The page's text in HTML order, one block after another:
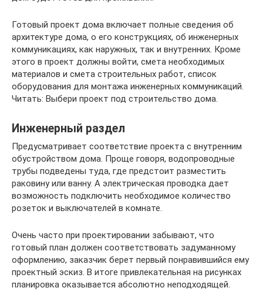
Готовый проект дома включает полные сведения об
архитектуре дома, о его конструкциях, об инженерных
коммуникациях, как наружных, так и внутренних. Кроме
этого в проект должны войти, смета необходимых
материалов и смета строительных работ, список
оборудования для монтажа инженерных коммуникаций.
Читать: Выбери проект под строительство дома.
Инженерный раздел
Предусматривает соответствие проекта с внутренним
обустройством дома. Проще говоря, водопроводные
трубы подведены туда, где предстоит разместить
раковину или ванну. А электрическая проводка дает
возможность подключить необходимое количество
розеток и выключателей в комнате.
Очень часто при проектировании забывают, что
готовый план должен соответствовать задуманному
оформлению, заказчик берет первый понравившийся ему
проектный эскиз. В итоге привлекательная на рисунках
планировка оказывается абсолютно неподходящей.